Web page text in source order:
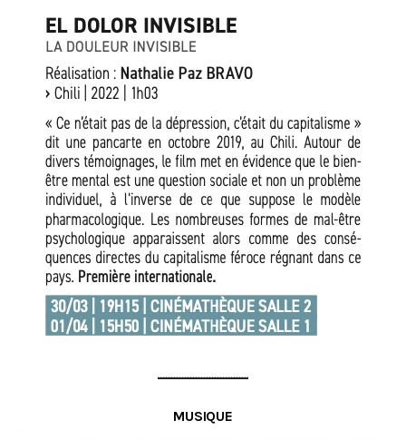
MUSIQUE